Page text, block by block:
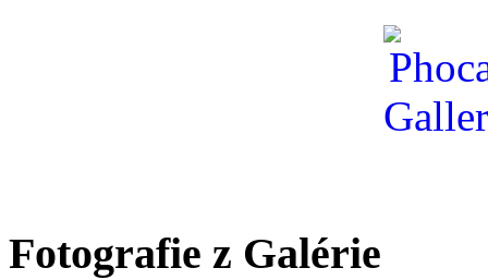
Fotografie z Galérie